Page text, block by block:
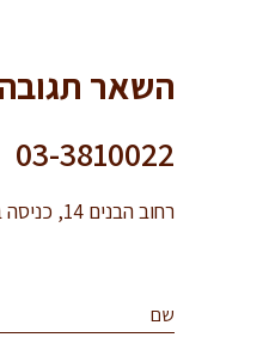
השאר תגובה
03-3810022
רחוב הבנים 14, כניסה ב’, הוד השרון